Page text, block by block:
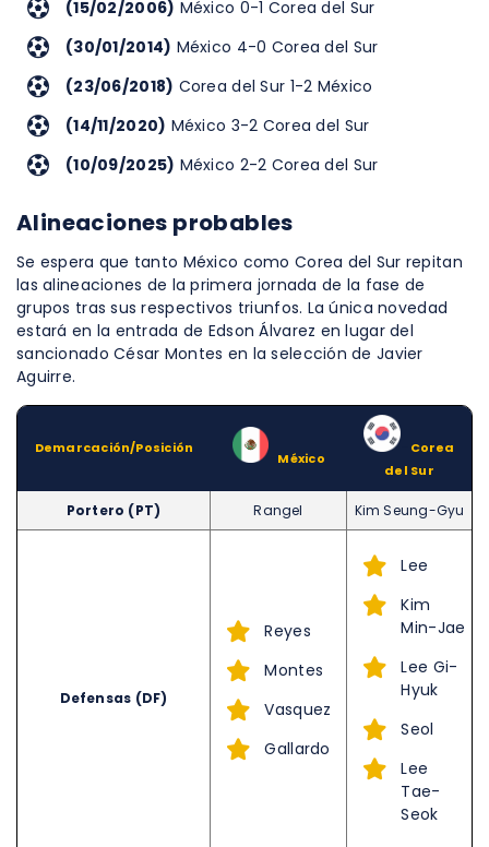
(15/02/2006) México 0-1 Corea del Sur
(30/01/2014) México 4-0 Corea del Sur
(23/06/2018) Corea del Sur 1-2 México
(14/11/2020) México 3-2 Corea del Sur
(10/09/2025) México 2-2 Corea del Sur
Alineaciones probables
Se espera que tanto México como Corea del Sur repitan
las alineaciones de la primera jornada de la fase de
grupos tras sus respectivos triunfos. La única novedad
estará en la entrada de Edson Álvarez en lugar del
sancionado César Montes en la selección de Javier
Aguirre.
Demarcación/Posición
México
Corea
del Sur
Portero (PT) Rangel Kim Seung-Gyu
Defensas (DF)
Reyes
Montes
Vasquez
Gallardo
Lee
Kim
Min-Jae
Lee Gi-
Hyuk
Seol
Lee
Tae-
Seok